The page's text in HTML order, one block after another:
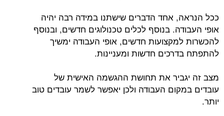
ככל הנראה, אחד הדברים שישתנו במידה רבה יהיה
אופי העבודה. בנוסף לכלים טכנולוגים חדשים, ובנוסף
להכשרות למקצועות חדשים, אופי העבודה ימשיך
להתפתח בדרכים חדשות ומעניינות.
מצב זה יגביר את תחושת ההגשמה האישית של
עובדים במקום העבודה ולכן יאפשר לשמר עובדים טוב
יותר.